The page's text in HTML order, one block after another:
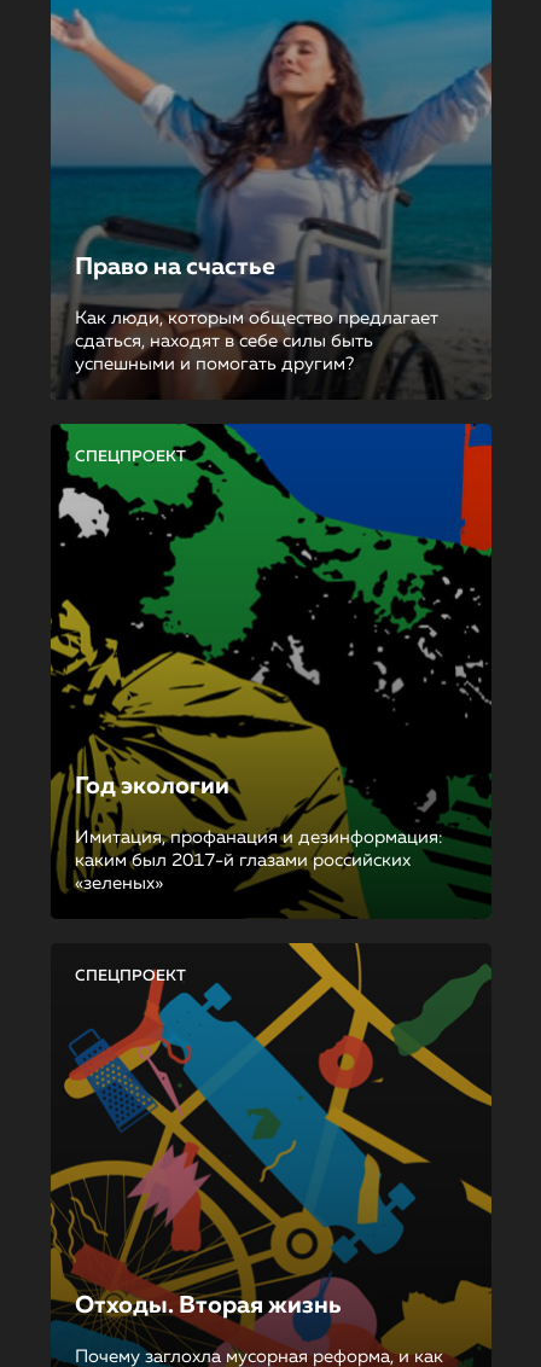
Право на счастье
Как люди, которым общество предлагает
сдаться, находят в себе силы быть
успешными и помогать другим?
СПЕЦПРОЕКТ
Год экологии
Имитация, профанация и дезинформация:
каким был 2017-й глазами российских
«зеленых»
СПЕЦПРОЕКТ
Отходы. Вторая жизнь
Почему заглохла мусорная реформа, и как